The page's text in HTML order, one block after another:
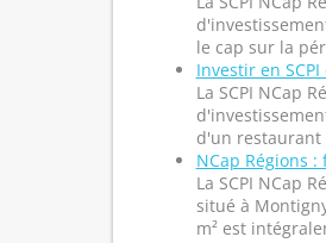
le cap sur la
Investir en
La SCPI NCap
d'un restaurant
NCap Régions :
La SCPI NCap
situé à
m² est